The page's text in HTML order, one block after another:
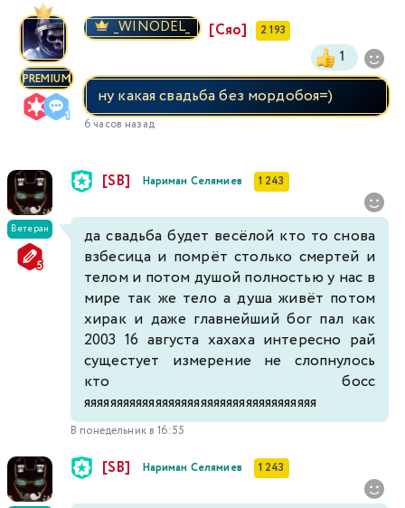
PREMIUM
_WINODEL_ [Сяо] 2 193
1
ну какая свадьба без мордобоя=)
6 часов назад
Ветеран
[SB] Нариман Селямиев 1 243
да свадьба будет весёлой кто то снова
взбесица и помрёт столько смертей и
телом и потом душой полностью у нас в
мире так же тело а душа живёт потом
хирак и даже главнейший бог пал как
2003 16 августа хахаха интересно рай
сущестует измерение не слопнулось
кто босс
яяяяяяяяяяяяяяяяяяяяяяяяяяяяяяяяяяяя
В понедельник в 16:55
[SB] Нариман Селямиев 1 243